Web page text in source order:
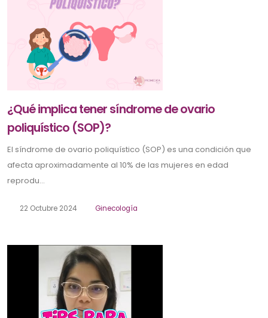
¿Qué implica tener síndrome de ovario
poliquístico (SOP)?
El síndrome de ovario poliquístico (SOP) es una condición que
afecta aproximadamente al 10% de las mujeres en edad
reprodu...
22 Octubre 2024 Ginecología